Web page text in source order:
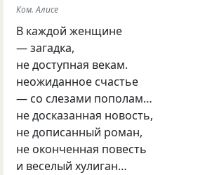
Ком. Алисе
В каждой женщине
— загадка,
не доступная векам.
неожиданное счастье
— со слезами пополам…
не досказанная новость,
не дописанный роман,
не оконченная повесть
и веселый хулиган…